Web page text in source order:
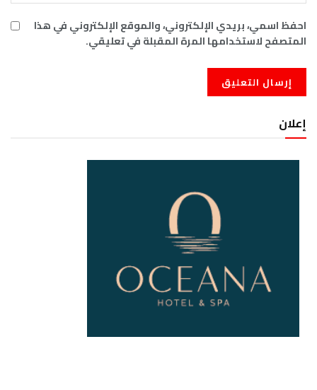
احفظ اسمي، بريدي الإلكتروني، والموقع الإلكتروني في هذا
المتصفح لاستخدامها المرة المقبلة في تعليقي.
إعلان